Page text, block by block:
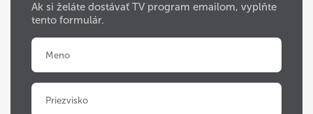
Ak si želáte dostávať TV program emailom, vyplňte
tento formulár.